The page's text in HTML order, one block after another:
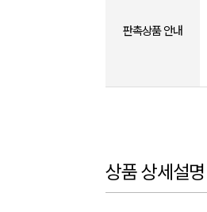
판촉상품 안내
상품 상세설명